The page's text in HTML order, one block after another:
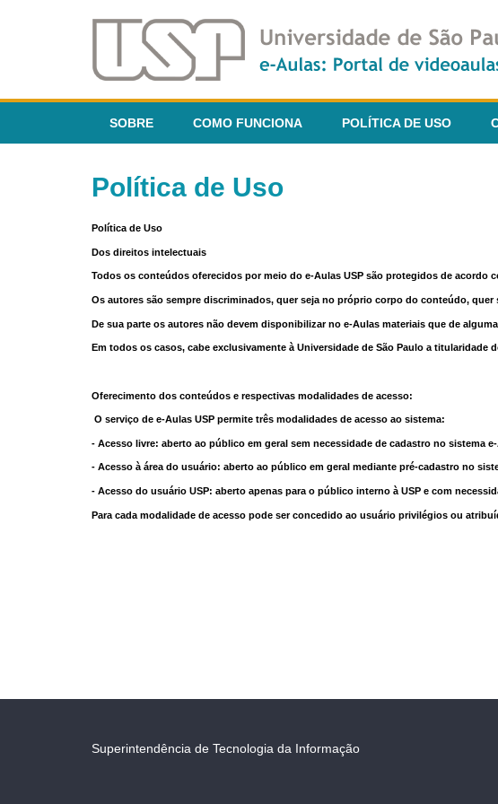
SOBRE COMO FUNCIONA POLÍTICA DE USO
Política de Uso
Política de Uso
Dos direitos intelectuais
Todos os conteúdos oferecidos por meio do e-Aulas USP são protegidos de acordo
Os autores são sempre discriminados, quer seja no próprio corpo do conteúdo,
De sua parte os autores não devem disponibilizar no e-Aulas materiais que de
Em todos os casos, cabe exclusivamente à Universidade de São Paulo a
Oferecimento dos conteúdos e respectivas modalidades de acesso:
O serviço de e-Aulas USP permite três modalidades de acesso ao sistema:
- Acesso livre: aberto ao público em geral sem necessidade de cadastro no sistema
- Acesso à área do usuário: aberto ao público em geral mediante pré-cadastro no
- Acesso do usuário USP: aberto apenas para o público interno à USP e com
Para cada modalidade de acesso pode ser concedido ao usuário privilégios ou
Superintendência de Tecnologia da Informação